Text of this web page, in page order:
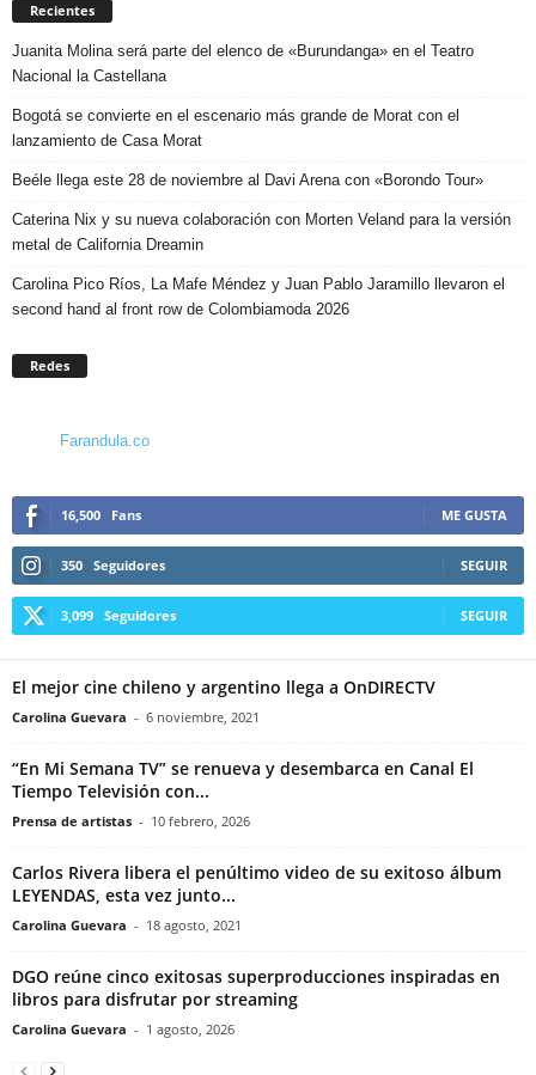
Recientes
Juanita Molina será parte del elenco de «Burundanga» en el Teatro
Nacional la Castellana
Bogotá se convierte en el escenario más grande de Morat con el
lanzamiento de Casa Morat
Beéle llega este 28 de noviembre al Davi Arena con «Borondo Tour»
Caterina Nix y su nueva colaboración con Morten Veland para la versión
metal de California Dreamin
Carolina Pico Ríos, La Mafe Méndez y Juan Pablo Jaramillo llevaron el
second hand al front row de Colombiamoda 2026
Redes
Farandula.co
16,500 Fans ME GUSTA
350 Seguidores SEGUIR
3,099 Seguidores SEGUIR
El mejor cine chileno y argentino llega a OnDIRECTV
Carolina Guevara - 6 noviembre, 2021
“En Mi Semana TV” se renueva y desembarca en Canal El
Tiempo Televisión con...
Prensa de artistas - 10 febrero, 2026
Carlos Rivera libera el penúltimo video de su exitoso álbum
LEYENDAS, esta vez junto...
Carolina Guevara - 18 agosto, 2021
DGO reúne cinco exitosas superproducciones inspiradas en
libros para disfrutar por streaming
Carolina Guevara - 1 agosto, 2026